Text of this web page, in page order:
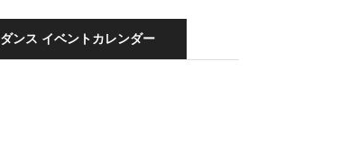
ダンス イベントカレンダー